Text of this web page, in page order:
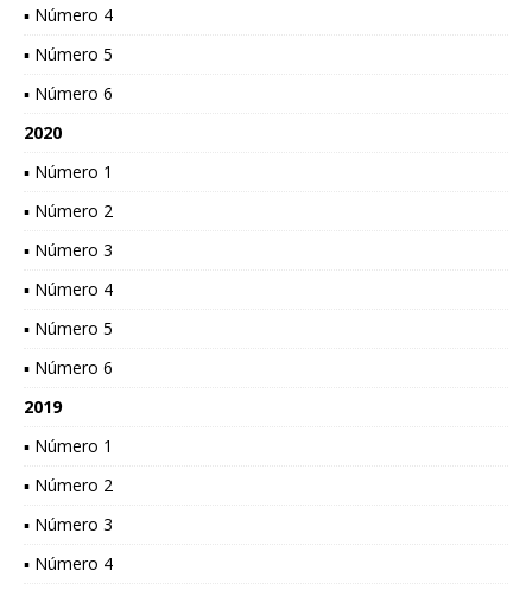
▪ Número 4
▪ Número 5
▪ Número 6
2020
▪ Número 1
▪ Número 2
▪ Número 3
▪ Número 4
▪ Número 5
▪ Número 6
2019
▪ Número 1
▪ Número 2
▪ Número 3
▪ Número 4